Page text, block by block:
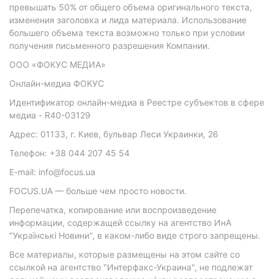
превышать 50% от общего объема оригинального текста,
изменения заголовка и лида материала. Использование
большего объема текста возможно только при условии
получения письменного разрешения Компании.
ООО «ФОКУС МЕДИА»
Онлайн-медиа ФОКУС
Идентификатор онлайн-медиа в Реестре субъектов в сфере
медиа - R40-03129
Адрес: 01133, г. Киев, бульвар Леси Украинки, 26
Телефон: +38 044 207 45 54
E-mail: info@focus.ua
FOCUS.UA — больше чем просто новости.
Перепечатка, копирование или воспроизведение
информации, содержащей ссылку на агентство ИнА
"Українські Новини", в каком-либо виде строго запрещены.
Все материалы, которые размещены на этом сайте со
ссылкой на агентство "Интерфакс-Украина", не подлежат